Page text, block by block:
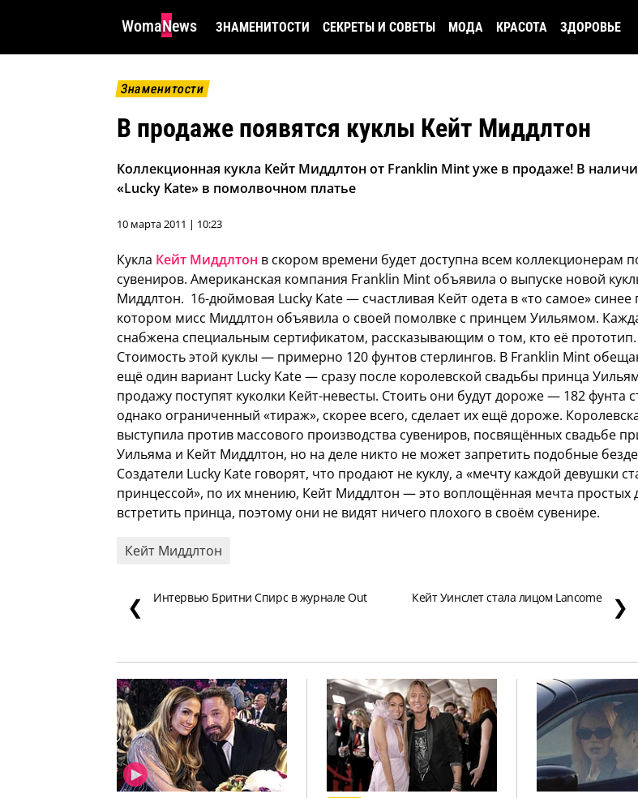
WomaNews ЗНАМЕНИТОСТИ СЕКРЕТЫ И СОВЕТЫ МОДА КРАСОТА ЗДОРОВЬЕ
Знаменитости
В продаже появятся куклы Кейт Миддлтон
Коллекционная кукла Кейт Миддлтон от Franklin Mint уже в продаже! В
«Lucky Kate» в помолвочном платье
10 марта 2011 | 10:23
Кукла Кейт Миддлтон в скором времени будет доступна всем коллекционерам
сувениров. Американская компания Franklin Mint объявила о выпуске новой
Миддлтон. 16-дюймовая Lucky Kate — счастливая Кейт одета в «то самое» синее
котором мисс Миддлтон объявила о своей помолвке с принцем Уильямом.
снабжена специальным сертификатом, рассказывающим о том, кто её прототип.
Стоимость этой куклы — примерно 120 фунтов стерлингов. В Franklin Mint
ещё один вариант Lucky Kate — сразу после королевской свадьбы принца
продажу поступят куколки Кейт-невесты. Стоить они будут дороже — 182 фунта
однако ограниченный «тираж», скорее всего, сделает их ещё дороже.
выступила против массового производства сувениров, посвящённых свадьбе
Уильяма и Кейт Миддлтон, но на деле никто не может запретить подобные
Создатели Lucky Kate говорят, что продают не куклу, а «мечту каждой девушки
принцессой», по их мнению, Кейт Миддлтон — это воплощённая мечта простых
встретить принца, поэтому они не видят ничего плохого в своём сувенире.
Кейт Миддлтон
❮ Интервью Бритни Спирс в журнале Out Кейт Уинслет стала лицом Lancome ❯